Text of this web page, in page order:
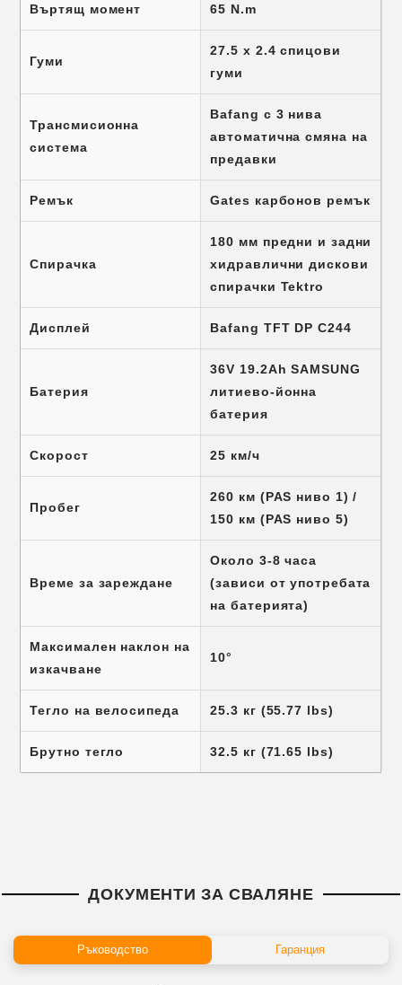
Въртящ момент 65 N.m
Гуми
27.5 x 2.4 спицови
гуми
Трансмисионна
система
Bafang с 3 нива
автоматична смяна на
предавки
Ремък Gates карбонов ремък
Спирачка
180 мм предни и задни
хидравлични дискови
спирачки Tektro
Дисплей Bafang TFT DP C244
Батерия
36V 19.2Ah SAMSUNG
литиево-йонна
батерия
Скорост 25 км/ч
Пробег
260 км (PAS ниво 1) /
150 км (PAS ниво 5)
Време за зареждане
Около 3-8 часа
(зависи от употребата
на батерията)
Максимален наклон на
изкачване
10°
Тегло на велосипеда 25.3 кг (55.77 lbs)
Брутно тегло 32.5 кг (71.65 lbs)
ДОКУМЕНТИ ЗА СВАЛЯНЕ
Ръководство Гаранция